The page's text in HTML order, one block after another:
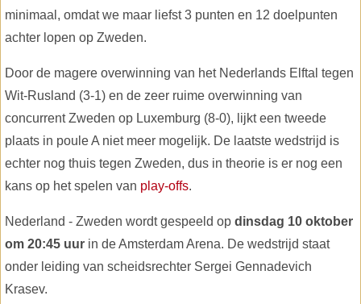
minimaal, omdat we maar liefst 3 punten en 12 doelpunten
achter lopen op Zweden.
Door de magere overwinning van het Nederlands Elftal tegen
Wit-Rusland (3-1) en de zeer ruime overwinning van
concurrent Zweden op Luxemburg (8-0), lijkt een tweede
plaats in poule A niet meer mogelijk. De laatste wedstrijd is
echter nog thuis tegen Zweden, dus in theorie is er nog een
kans op het spelen van play-offs.
Nederland - Zweden wordt gespeeld op dinsdag 10 oktober
om 20:45 uur in de Amsterdam Arena. De wedstrijd staat
onder leiding van scheidsrechter Sergei Gennadevich
Krasev.